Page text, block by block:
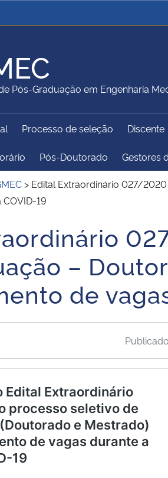
Ministério da Justiça e
Ministério da
Ministério da Educação
Gabinete de Segurança
Pós-Graduação em Engenharia
Processo de seleção Discente
Pós-Doutorado Gestores
> Edital Extraordinário 027/
19
–
de